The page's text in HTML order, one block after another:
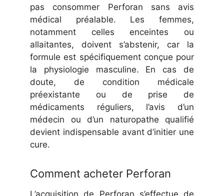
pas consommer Perforan sans avis
médical préalable. Les femmes,
notamment celles enceintes ou
allaitantes, doivent s’abstenir, car la
formule est spécifiquement conçue pour
la physiologie masculine. En cas de
doute, de condition médicale
préexistante ou de prise de
médicaments réguliers, l’avis d’un
médecin ou d’un naturopathe qualifié
devient indispensable avant d’initier une
cure.
Comment acheter Perforan
L’acquisition de Perforan s’effectue de